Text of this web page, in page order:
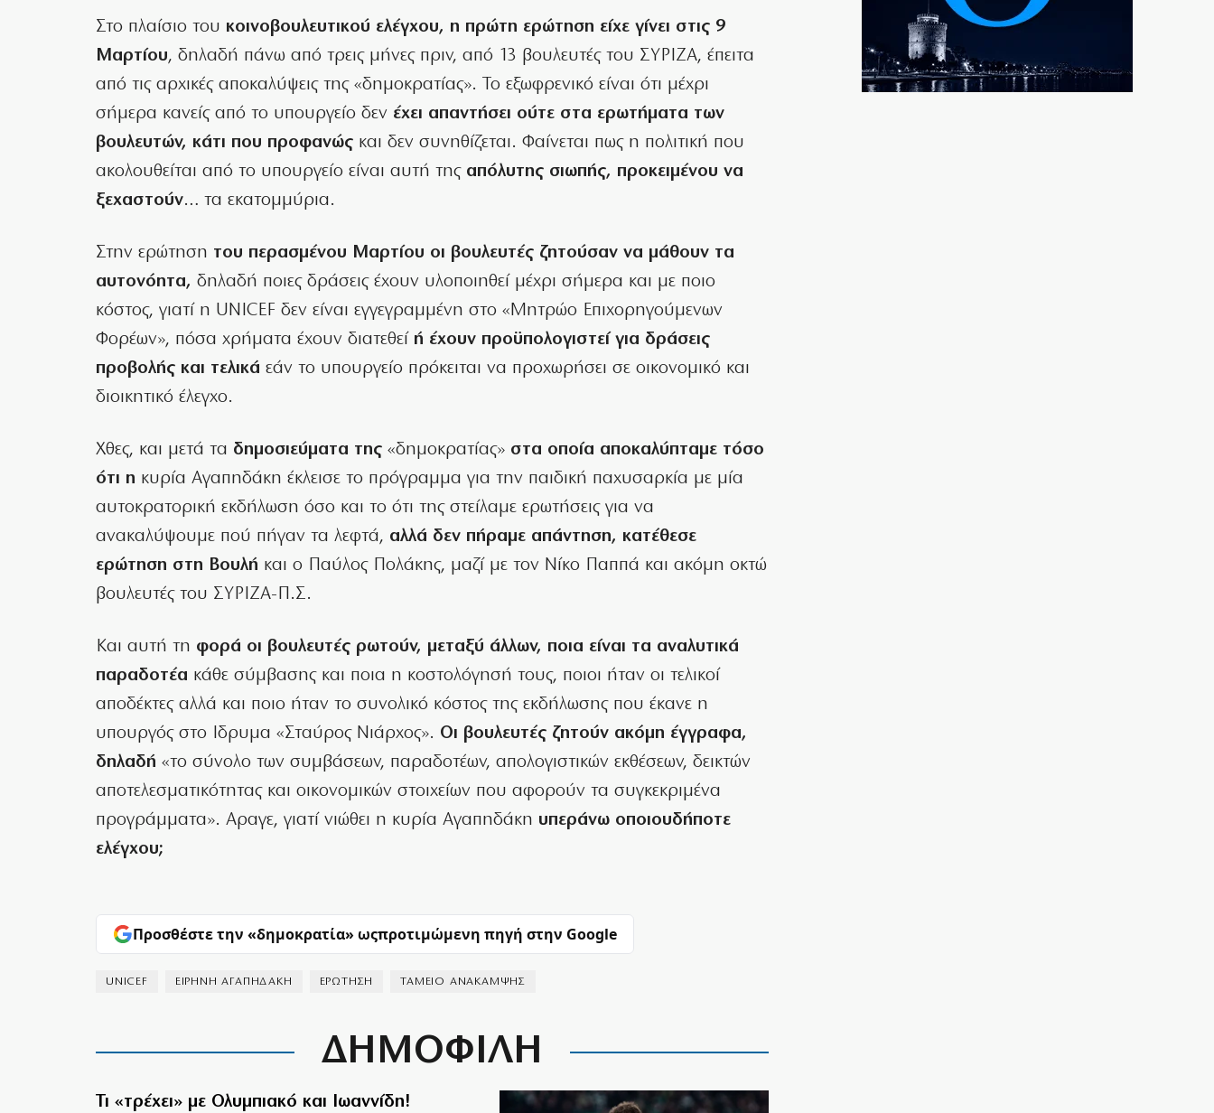
Στο πλαίσιο του κοινοβουλευτικού ελέγχου, η πρώτη ερώτηση είχε γίνει στις 9
Μαρτίου, δηλαδή πάνω από τρεις μήνες πριν, από 13 βουλευτές του ΣΥΡΙΖΑ, έπειτα
από τις αρχικές αποκαλύψεις της «δημοκρατίας». Το εξωφρενικό είναι ότι μέχρι
σήμερα κανείς από το υπουργείο δεν έχει απαντήσει ούτε στα ερωτήματα των
βουλευτών, κάτι που προφανώς και δεν συνηθίζεται. Φαίνεται πως η πολιτική που
ακολουθείται από το υπουργείο είναι αυτή της απόλυτης σιωπής, προκειμένου να
ξεχαστούν… τα εκατομμύρια.
Στην ερώτηση του περασμένου Μαρτίου οι βουλευτές ζητούσαν να μάθουν τα
αυτονόητα, δηλαδή ποιες δράσεις έχουν υλοποιηθεί μέχρι σήμερα και με ποιο
κόστος, γιατί η UNICEF δεν είναι εγγεγραμμένη στο «Μητρώο Επιχορηγούμενων
Φορέων», πόσα χρήματα έχουν διατεθεί ή έχουν προϋπολογιστεί για δράσεις
προβολής και τελικά εάν το υπουργείο πρόκειται να προχωρήσει σε οικονομικό και
διοικητικό έλεγχο.
Χθες, και μετά τα δημοσιεύματα της «δημοκρατίας» στα οποία αποκαλύπταμε τόσο
ότι η κυρία Αγαπηδάκη έκλεισε το πρόγραμμα για την παιδική παχυσαρκία με μία
αυτοκρατορική εκδήλωση όσο και το ότι της στείλαμε ερωτήσεις για να
ανακαλύψουμε πού πήγαν τα λεφτά, αλλά δεν πήραμε απάντηση, κατέθεσε
ερώτηση στη Βουλή και ο Παύλος Πολάκης, μαζί με τον Νίκο Παππά και ακόμη οκτώ
βουλευτές του ΣΥΡΙΖΑ-Π.Σ.
Και αυτή τη φορά οι βουλευτές ρωτούν, μεταξύ άλλων, ποια είναι τα αναλυτικά
παραδοτέα κάθε σύμβασης και ποια η κοστολόγησή τους, ποιοι ήταν οι τελικοί
αποδέκτες αλλά και ποιο ήταν το συνολικό κόστος της εκδήλωσης που έκανε η
υπουργός στο Ιδρυμα «Σταύρος Νιάρχος». Οι βουλευτές ζητούν ακόμη έγγραφα,
δηλαδή «το σύνολο των συμβάσεων, παραδοτέων, απολογιστικών εκθέσεων, δεικτών
αποτελεσματικότητας και οικονομικών στοιχείων που αφορούν τα συγκεκριμένα
προγράμματα». Αραγε, γιατί νιώθει η κυρία Αγαπηδάκη υπεράνω οποιουδήποτε
ελέγχου;
Προσθέστε την «δημοκρατία» ωςπροτιμώμενη πηγή στην Google
UNICEF ΕΙΡΗΝΗ ΑΓΑΠΗΔΑΚΗ ΕΡΩΤΗΣΗ ΤΑΜΕΙΟ ΑΝΑΚΑΜΨΗΣ
ΔΗΜΟΦΙΛΗ
Τι «τρέχει» με Ολυμπιακό και Ιωαννίδη!
εξοπλισμό – 8 νέα Straddle Carriers στο
6|08|2026 | 22:50
Όλα για όλα για την ανατροπή ο ΠΑΟΚ